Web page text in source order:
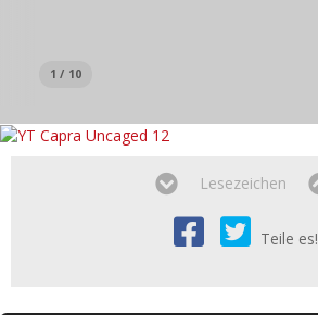
1 / 10
Lesezeichen
Teile es!